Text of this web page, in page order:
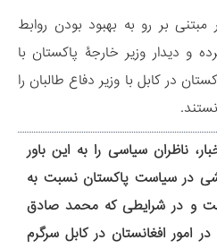
مبتنی بر رو به بهبود بودن روابط
و دیدار وزیر خارجۀ پاکستان با
در کابل با وزیر دفاع طالبان را
ناظران سیاسی را به این باور
در سیاست پاکستان نسبت به
و در شرایطی که محمد صادق
امور افغانستان در کابل سرگرم